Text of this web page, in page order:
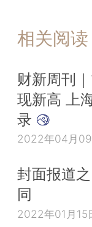
相关阅读
财新周刊
现新高 上
录
2022年04月09
封面报道
同
2022年01月15